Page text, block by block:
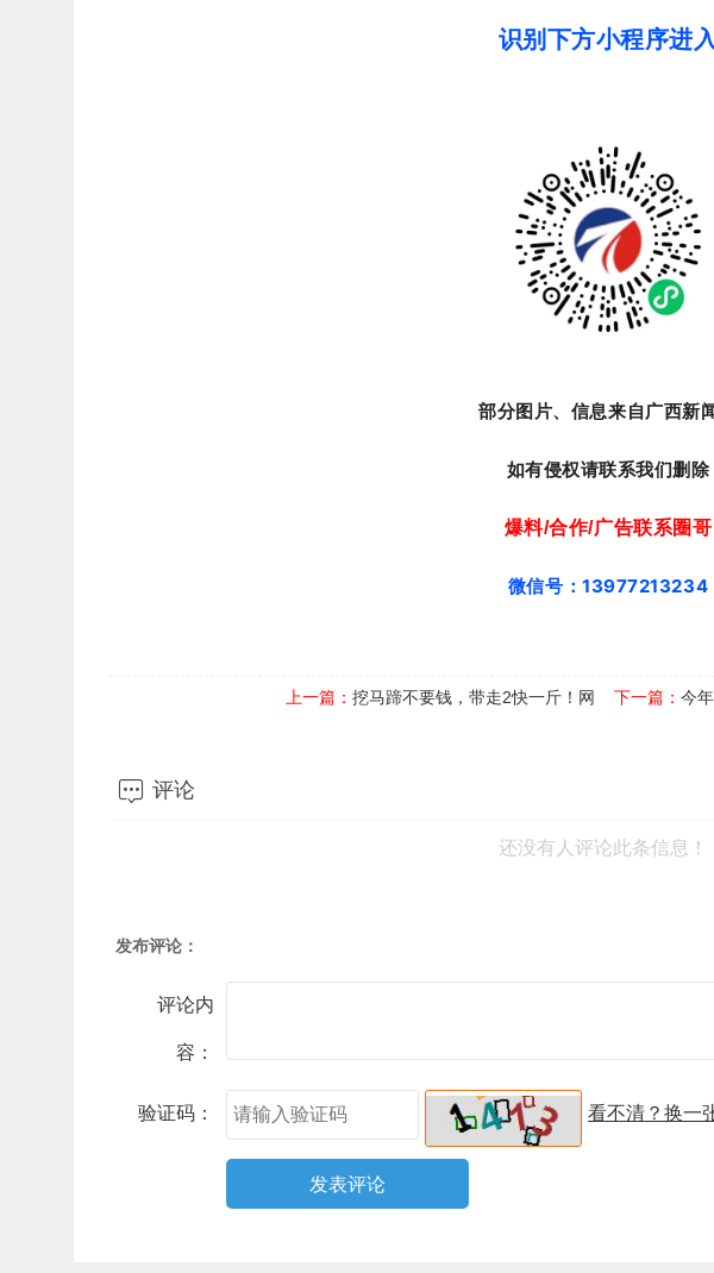
识别下方小程序进入
部分图片、信息来自广西新
如有侵权请联系我们删除
爆料/合作/广告联系圈哥
微信号：13977213234
上一篇： 挖马蹄不要钱，带走2快一斤！网 下一篇： 今
 评论
还没有人评论此条信息！
发布评论：
评论内
容：
验证码： 看不清？换一